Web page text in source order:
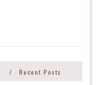
Recent Posts